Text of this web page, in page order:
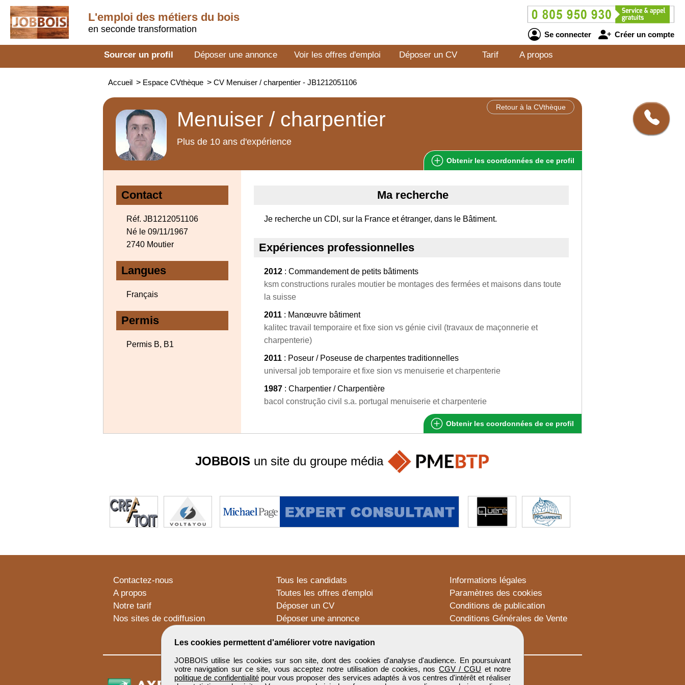
L'emploi des métiers du bois
en seconde transformation
Se connecter Créer un compte
Sourcer un profil Déposer une annonce Voir les offres d'emploi Déposer un CV Tarif A propos
Accueil > Espace CVthèque > CV Menuiser / charpentier - JB1212051106
Retour à la CVthèque
Menuiser / charpentier
Plus de 10 ans d'expérience
Obtenir les coordonnées de ce profil
Contact
Réf. JB1212051106
Né le 09/11/1967
2740 Moutier
Langues
Français
Permis
Permis B, B1
Ma recherche
Je recherche un CDI, sur la France et étranger, dans le Bâtiment.
Expériences professionnelles
2012 : Commandement de petits bâtiments
ksm constructions rurales moutier be montages des fermées et maisons dans toute
la suisse
2011 : Manœuvre bâtiment
kalitec travail temporaire et fixe sion vs génie civil (travaux de maçonnerie et
charpenterie)
2011 : Poseur / Poseuse de charpentes traditionnelles
universal job temporaire et fixe sion vs menuiserie et charpenterie
1987 : Charpentier / Charpentière
bacol construção civil s.a. portugal menuiserie et charpenterie
Obtenir les coordonnées de ce profil
Les cookies permettent d'améliorer votre navigation
JOBBOIS utilise les cookies sur son site, dont des cookies d'analyse d'audience. En poursuivant
votre navigation sur ce site, vous acceptez notre utilisation de cookies, nos CGV / CGU et notre
politique de confidentialitépour vous proposer des services adaptés à vos centres d'intérêt et réaliser
JOBBOIS un site du groupe média
Contactez-nous
A propos
Notre tarif
Nos sites de codiffusion
Tous les candidats
Toutes les offres d'emploi
Déposer un CV
Déposer une annonce
Informations légales
Paramètres des cookies
Conditions de publication
Conditions Générales de Vente